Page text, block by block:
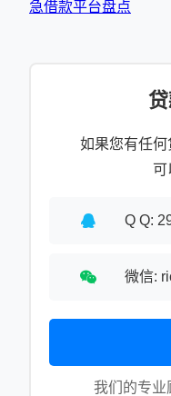
急借款平台盘点
如果您有任
可
Q Q:
微信:
我们的专业